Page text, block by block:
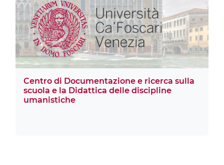
Centro di Documentazione e ricerca sulla
scuola e la Didattica delle discipline
umanistiche